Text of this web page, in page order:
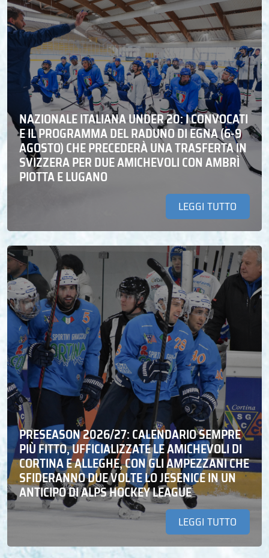
NAZIONALE ITALIANA UNDER 20: I CONVOCATI
E IL PROGRAMMA DEL RADUNO DI EGNA (6-9
AGOSTO) CHE PRECEDERÀ UNA TRASFERTA IN
SVIZZERA PER DUE AMICHEVOLI CON AMBRÌ
PIOTTA E LUGANO
LEGGI TUTTO
PRESEASON 2026/27: CALENDARIO SEMPRE
PIÙ FITTO, UFFICIALIZZATE LE AMICHEVOLI DI
CORTINA E ALLEGHE, CON GLI AMPEZZANI CHE
SFIDERANNO DUE VOLTE LO JESENICE IN UN
ANTICIPO DI ALPS HOCKEY LEAGUE
LEGGI TUTTO